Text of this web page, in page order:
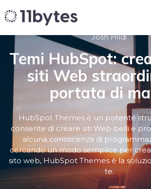
Josh Hildi
Temi HubSpot:
siti Web
portata di
HubSpot Themes è un potente
consente di creare siti Web belli e
alcuna conoscenza di
cercando un modo semplice per
sito web, HubSpot Themes è la
te.